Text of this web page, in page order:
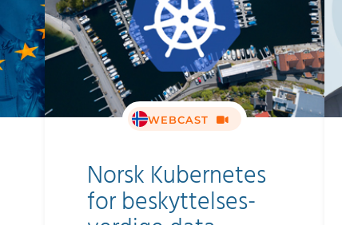
WEBCAST
Norsk Kubernetes
for beskyttelses­